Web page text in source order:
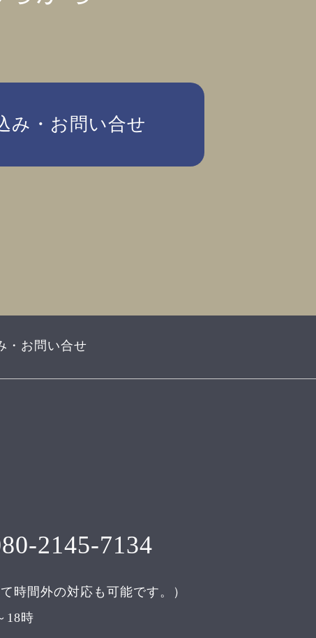
み・お問い合せ
・お問い合せ
2145-7134
時間外の対応も可能です。）
18時